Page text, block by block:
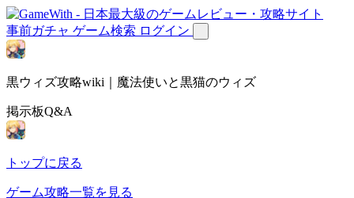
事前ガチャ ゲーム検索 ログイン
黒ウィズ攻略wiki｜魔法使いと黒猫のウィズ
掲示板Q&A
トップに戻る
ゲーム攻略一覧を見る